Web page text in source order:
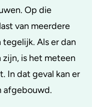
Op die
van meerdere
Als er dan
is het meteen
In dat geval kan er
afgebouwd.